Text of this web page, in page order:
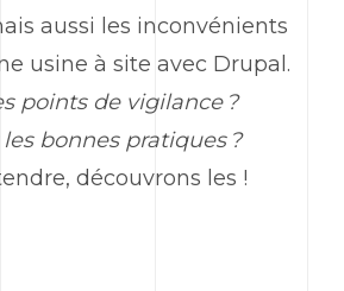
aussi les inconvénients
usine à site avec Drupal.
points de vigilance ?
bonnes pratiques ?
découvrons les !